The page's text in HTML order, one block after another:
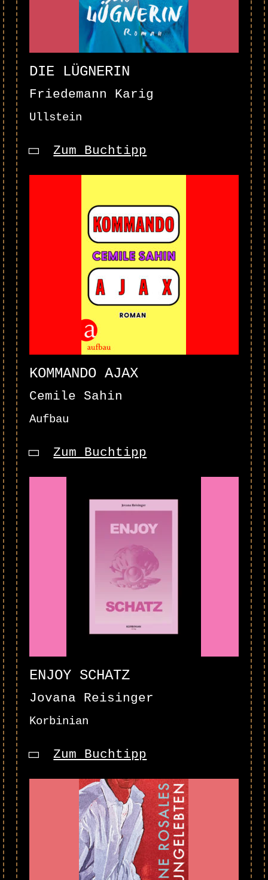
DIE LÜGNERIN
Friedemann Karig
Ullstein
Zum Buchtipp
KOMMANDO AJAX
Cemile Sahin
Aufbau
Zum Buchtipp
ENJOY SCHATZ
Jovana Reisinger
Korbinian
Zum Buchtipp